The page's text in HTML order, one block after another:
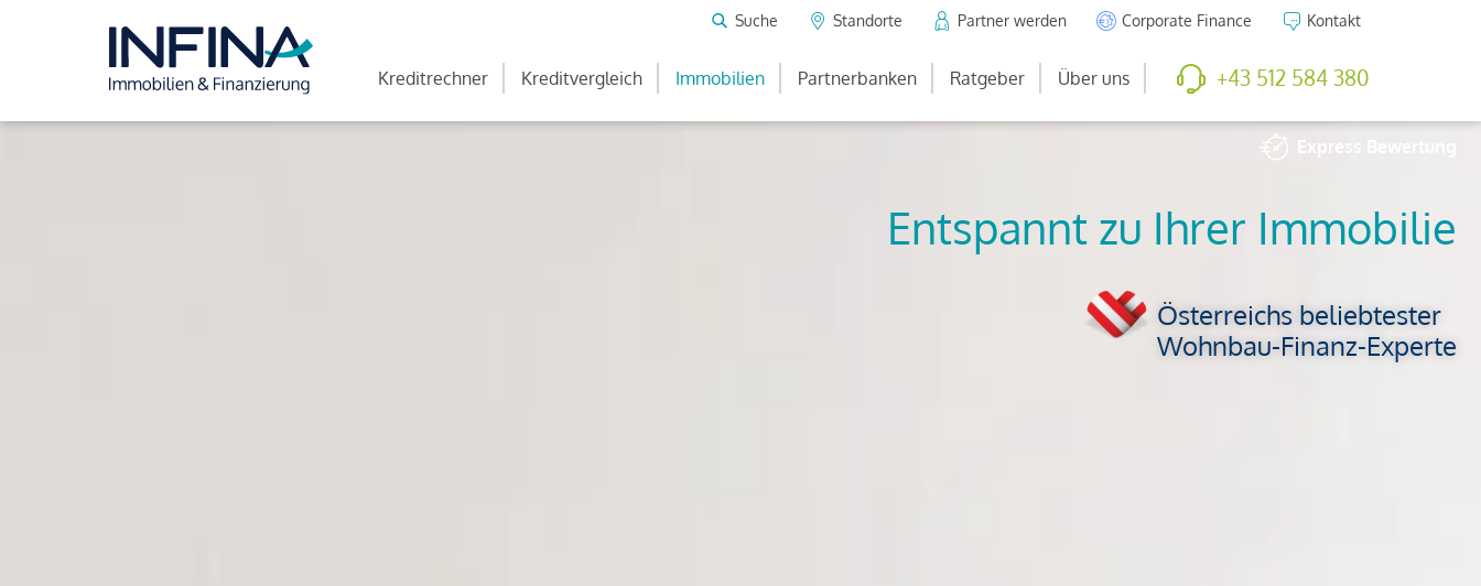
Suche Standorte Partner werden Corporate Finance Kontakt
Kreditrechner Kreditvergleich Immobilien Partnerbanken Ratgeber Über uns +43 512 584 380
Express
So viel ist Ihre
Österreichs beliebtester